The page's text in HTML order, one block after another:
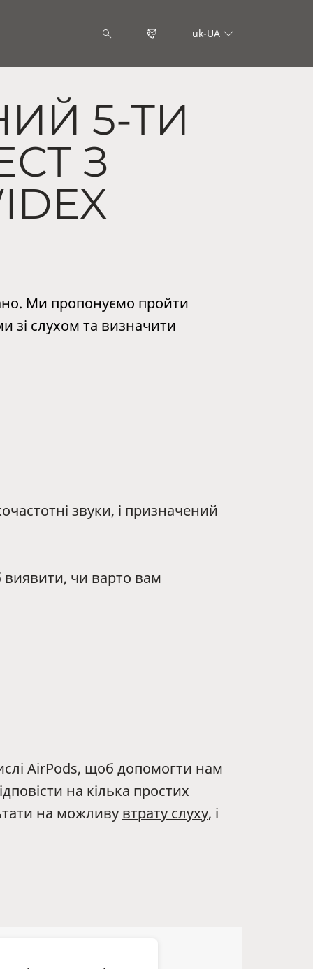
uk-UA
5-ТИ
З
Ми пропонуємо пройти
зі слухом та визначити
звуки, і призначений
виявити, чи варто вам
AirPods, щоб допомогти нам
на кілька простих
на можливу втрату слуху, і